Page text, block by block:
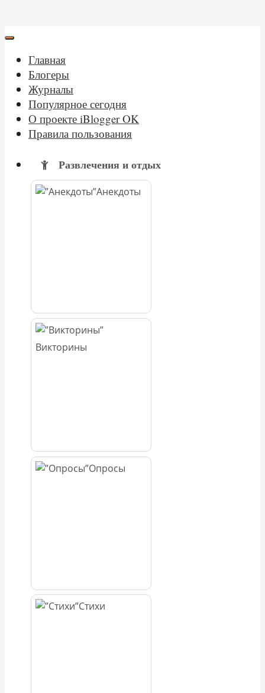
Главная
Блогеры
Журналы
Популярное сегодня
О проекте iBlogger OK
Правила пользования
Развлечения и отдых
Анекдоты
Викторины
Опросы
Стихи